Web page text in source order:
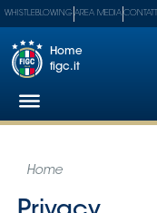
Federazione
WHISTLEBLOWING AREA MEDIA CONTATTI
Home
figc.it